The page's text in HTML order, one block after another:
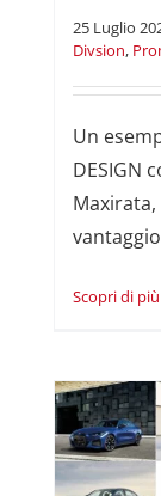
25 Luglio
Divsion,
Un
DESIGN
Read More